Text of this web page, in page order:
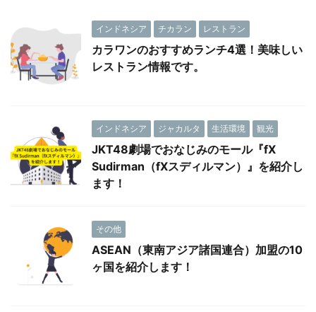
インドネシア チカラン レストラン
カラワンのおすすめランチ4選！美味しい
レストラン情報です。
インドネシア ジャカルタ 生活環境 観光
JKT48劇場でおなじみのモール『fX
Sudirman（fXスディルマン）』を紹介し
ます！
その他
ASEAN（東南アジア諸国連合）加盟の10
ヶ国を紹介します！